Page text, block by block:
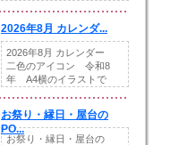
2026年8月 カレンダ...
2026年8月 カレンダー
二色のアイコン 令和8
年 A4横のイラストで
お祭り・縁日・屋台の
PO...
お祭り・縁日・屋台の